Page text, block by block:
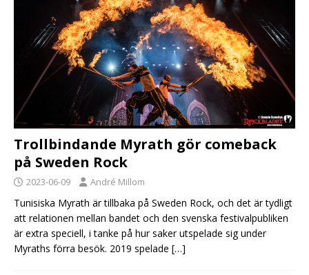
Trollbindande Myrath gör comeback
på Sweden Rock
2023-06-09 André Millom
Tunisiska Myrath är tillbaka på Sweden Rock, och det är tydligt
att relationen mellan bandet och den svenska festivalpubliken
är extra speciell, i tanke på hur saker utspelade sig under
Myraths förra besök. 2019 spelade […]